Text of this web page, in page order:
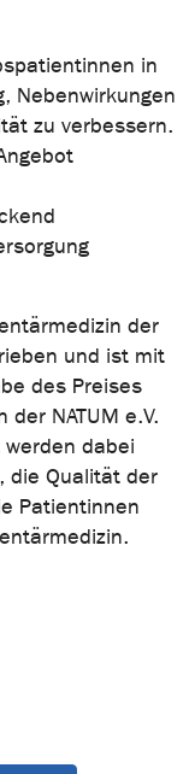
in
Nebenwirkungen
zu verbessern.
der
und ist mit
des Preises
NATUM e.V.
dabei
die Qualität der
Patientinnen